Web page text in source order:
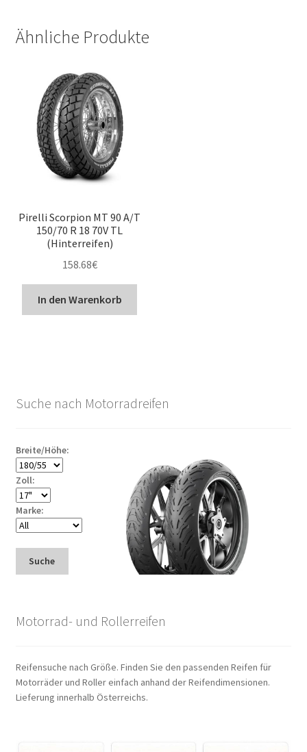
Ähnliche Produkte
Pirelli Scorpion MT 90 A/T
150/70 R 18 70V TL
(Hinterreifen)
158.68€
In den Warenkorb
Suche nach Motorradreifen
Breite/Höhe:
Zoll:
Marke:
Suche
Motorrad- und Rollerreifen
Reifensuche nach Größe. Finden Sie den passenden Reifen für
Motorräder und Roller einfach anhand der Reifendimensionen.
Lieferung innerhalb Österreichs.